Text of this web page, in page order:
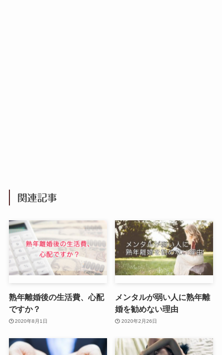
関連記事
熟年離婚後の生活費、心配
ですか？
2020年8月1日
メンタルが弱い人に熟年離
婚を勧めない理由
2020年2月26日